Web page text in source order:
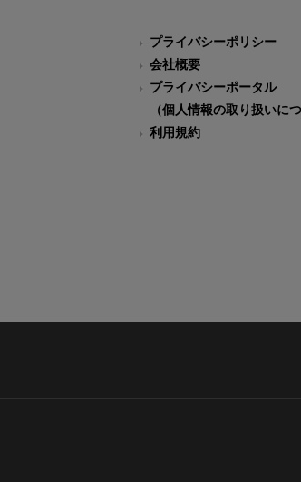
プライバシーポリシー
会社概要
プライバシーポータル
（個人情報の取り扱いにつ
利用規約